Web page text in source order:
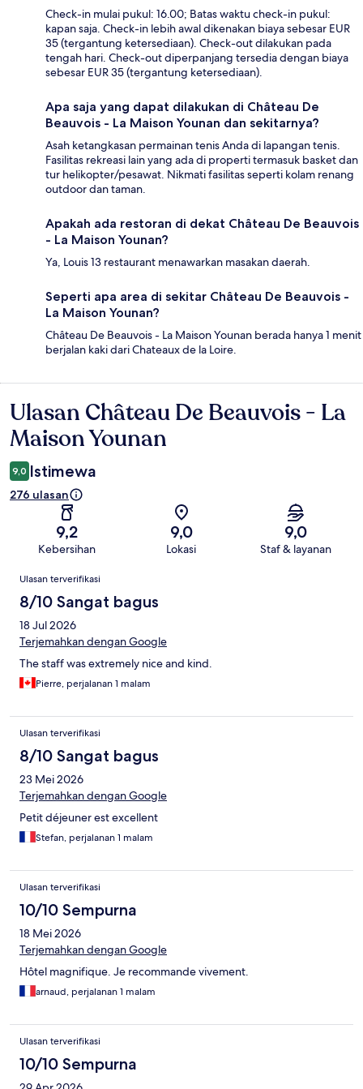
Check-in mulai pukul: 16.00; Batas waktu check-in pukul:
kapan saja. Check-in lebih awal dikenakan biaya sebesar EUR
35 (tergantung ketersediaan). Check-out dilakukan pada
tengah hari. Check-out diperpanjang tersedia dengan biaya
sebesar EUR 35 (tergantung ketersediaan).
Apa saja yang dapat dilakukan di Château De
Beauvois - La Maison Younan dan sekitarnya?
Asah ketangkasan permainan tenis Anda di lapangan tenis.
Fasilitas rekreasi lain yang ada di properti termasuk basket dan
tur helikopter/pesawat. Nikmati fasilitas seperti kolam renang
outdoor dan taman.
Apakah ada restoran di dekat Château De Beauvois
- La Maison Younan?
Ya, Louis 13 restaurant menawarkan masakan daerah.
Seperti apa area di sekitar Château De Beauvois -
La Maison Younan?
Château De Beauvois - La Maison Younan berada hanya 1 menit
berjalan kaki dari Chateaux de la Loire.
Ulasan
Ulasan Château De Beauvois - La
Maison Younan
9,0 Istimewa
276 ulasan
9,2
Kebersihan
9,0
Lokasi
9,0
Staf & layanan
Ulasan
Ulasan terverifikasi
8/10 Sangat bagus
18 Jul 2026
Terjemahkan dengan Google
The staff was extremely nice and kind.
Pierre, perjalanan 1 malam
Ulasan terverifikasi
8/10 Sangat bagus
23 Mei 2026
Terjemahkan dengan Google
Petit déjeuner est excellent
Stefan, perjalanan 1 malam
Ulasan terverifikasi
10/10 Sempurna
18 Mei 2026
Terjemahkan dengan Google
Hôtel magnifique. Je recommande vivement.
arnaud, perjalanan 1 malam
Ulasan terverifikasi
10/10 Sempurna